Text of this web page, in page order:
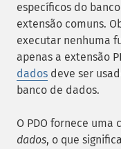
específicos do
extensão comuns.
executar nenhuma
apenas a extensão
dados deve ser
banco de dados.
O PDO fornece
dados, o que